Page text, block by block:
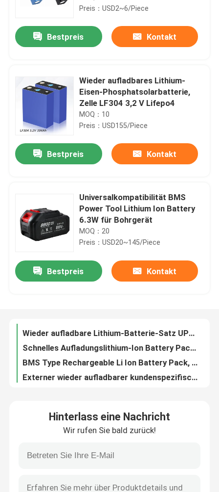
Haus
Produkte
Videos
Fabrik-Ausflug
Qualitätskontrolle
Fordern Sie ein Zitat
Lithium Ion Battery Cells
Lithium-Eisenphosphat-Batteriezelle
Preis：USD2~6/Piece
Bestpreis Kontakt
Wieder aufladbares Lithium-
Eisen-Phosphatsolarbatterie,
Zelle LF304 3,2 V Lifepo4
MOQ：10
Preis：USD155/Piece
Bestpreis Kontakt
Universalkompatibilität BMS
Power Tool Lithium Ion Battery
6.3W für Bohrgerät
MOQ：20
Preis：USD20~145/Piece
Bestpreis Kontakt
Overdischarge Li Ion Battery Pack, Satz 10000mAh der Lithium-Batterie-12v
Hinterlass eine Nachricht
Wir rufen Sie bald zurück!